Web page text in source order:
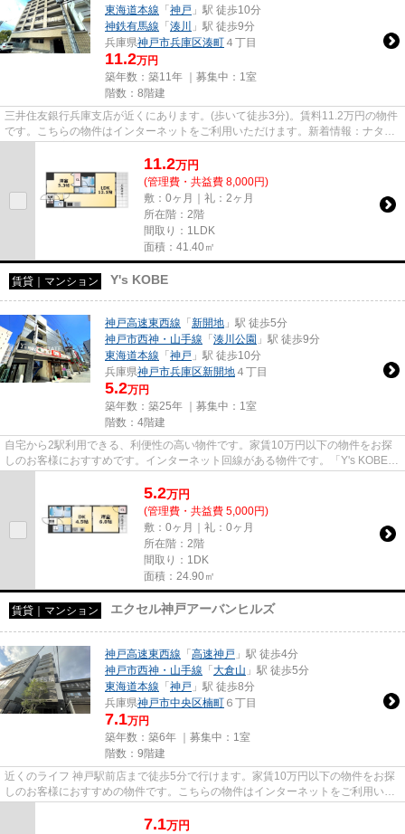
東海道本線 「 神戸 」駅 徒歩10分
神鉄有馬線 「 湊川
」駅 徒歩9分
兵庫県神戸市兵庫区湊町 ４丁目
11.2万円
築年数：築11年 ｜募集中： 1室
階数：8階建
三井住友銀行兵庫支店が近くにあります。(歩いて徒歩3分)。賃料11.2万円の物件
です。こちらの物件はインターネットをご利用いただけます。新着情報：ナタリ
11.2万円
(管理費・共益費 8,000円)
敷：0ヶ月｜礼：2ヶ月
所在階：2階
間取り：1LDK
面積：41.40㎡
賃貸｜マンション Y's KOBE
神戸高速東西線 「 新開地 」駅 徒歩5分
神戸市西神・山手線 「 湊川公園 」駅 徒歩9分
東海道本線 「 神戸 」駅 徒歩10分
兵庫県神戸市兵庫区新開地 ４丁目
5.2万円
築年数：築25年 ｜募集中： 1室
階数：4階建
自宅から2駅利用できる、利便性の高い物件です。家賃10万円以下の物件をお探
しのお客様におすすめです。インターネット回線がある物件です。「Y's KOBE」
5.2万円
(管理費・共益費 5,000円)
敷：0ヶ月｜礼：0ヶ月
所在階：2階
間取り：1DK
面積：24.90㎡
賃貸｜マンション エクセル神戸アーバンヒルズ
神戸高速東西線 「 高速神戸 」駅 徒歩4分
神戸市西神・山手線 「 大倉山 」駅 徒歩5分
東海道本線 「 神戸 」駅 徒歩8分
兵庫県神戸市中央区楠町 ６丁目
7.1万円
築年数：築6年 ｜募集中： 1室
階数：9階建
近くのライフ 神戸駅前店まで徒歩5分で行けます。家賃10万円以下の物件をお探
しのお客様におすすめの物件です。こちらの物件はインターネットをご利用いた
7.1万円